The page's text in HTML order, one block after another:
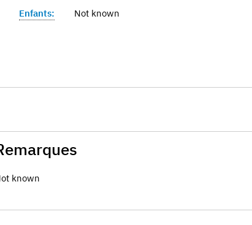
Enfants: Not known
known